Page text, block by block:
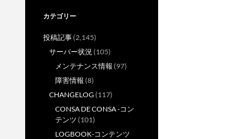
カテゴリー
投稿記事(2,145)
サーバー状況(105)
メンテナンス情報 (97)
障害情報 (8)
CHANGELOG (117)
CONSA DE CONSA -コン
テンツ (101)
LOGBOOK-コンテンツ